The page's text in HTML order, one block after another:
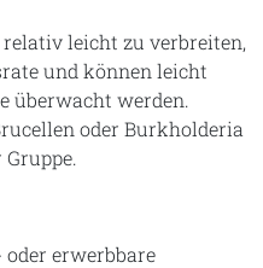
leicht zu verbreiten,
und können leicht
überwacht werden.
oder Burkholderia
erwerbbare